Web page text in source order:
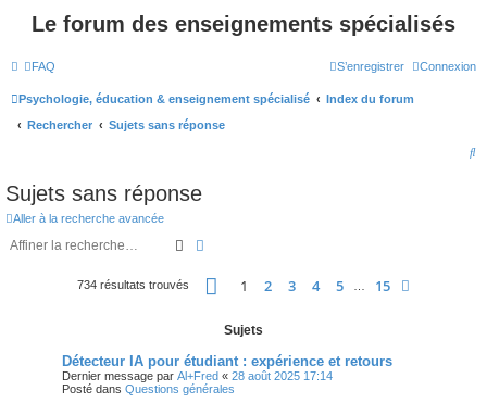
Le forum des enseignements spécialisés
FAQ Connexion
S’enregistrer
Psychologie, éducation & enseignement spécialisé
Index du forum
Rechercher
Sujets sans réponse
R
Sujets sans réponse
Aller à la recherche avancée
Rechercher
734 résultats trouvés Page 1sur15
1 2 3 4 5 15
Sujets
Détecteur IA pour étudiant : expérience et retours
Dernier message par Al+Fred « 28 août 2025 17:14
Posté dans Questions générales